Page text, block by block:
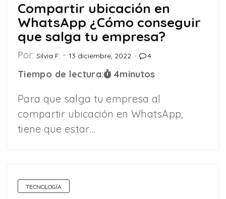
Compartir ubicación en
WhatsApp ¿Cómo conseguir
que salga tu empresa?
Por: Silvia F. 13 diciembre, 2022 4
Tiempo de lectura: 4minutos
Para que salga tu empresa al
compartir ubicación en WhatsApp,
tiene que estar…
TECNOLOGÍA